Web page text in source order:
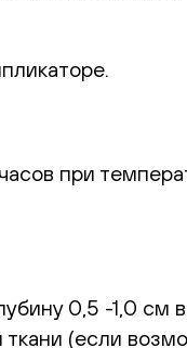
при
0,5 -1,0 см
(если